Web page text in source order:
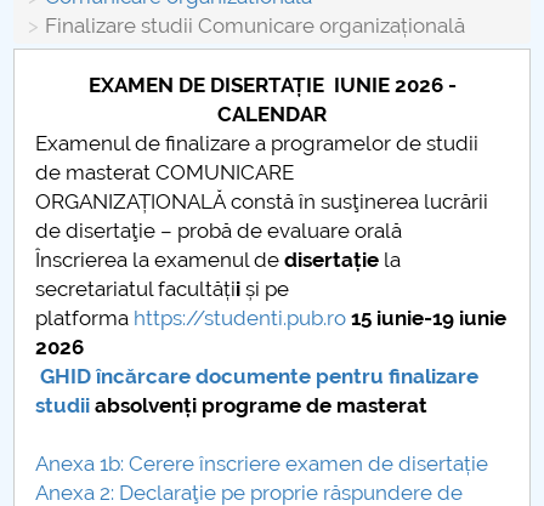
Români de pretutindeni - ADMITERE
Senat
Facultăți
Studenți
Ghiduri pentru STUDENȚI
Relații Publice
Finalizare studii Comunicare organizațională
EXAMEN DE DISERTAȚIE IUNIE 2026 -
CALENDAR
Examenul de finalizare a programelor de studii
de masterat COMUNICARE
ORGANIZAȚIONALĂ constă în susţinerea lucrării
de disertaţie – probă de evaluare orală
Înscrierea la examenul dedisertație la
secretariatul facultățiiși pe
platforma https://studenti.pub.ro 15 iunie-19 iunie
2026
GHID încărcare documente pentru finalizare
studii absolvenți programe de masterat
Anexa 1b: Cerere înscriere examen de disertație
Anexa 2: Declaraţie pe proprie răspundere de